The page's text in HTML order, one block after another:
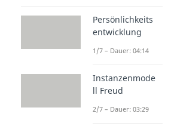
stark zu bleiben.
Menschen
ungesunde
beeinträchtigen.
Persönlichkeits
entwicklung
1/7 – Dauer: 04:14
Instanzenmode
ll Freud
2/7 – Dauer: 03:29